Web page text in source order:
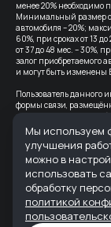
менее 20% необходимо
Минимальный размер
автомобиля – 20%;
60%, при сроках от 13
от 37 до 48 мес. – 30%,
залог приобретаемого
и могут быть
Пользователь данного
формы связи,
звонка, выражает свое
коммуникацию с
информирование, e-
Все цены на сайте
Банк-партнер: ВТБ
страхованию: СПАО
Реквизиты
Мы используем
улучшения
можно в
использовать
обработку
политикой